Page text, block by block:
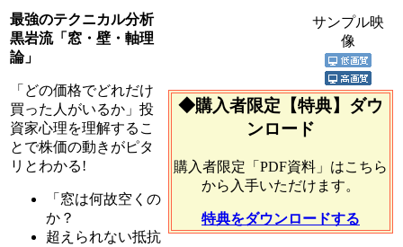
最強のテクニカル分析
黒岩流「窓・壁・軸理
論」
「どの価格でどれだけ
買った人がいるか」投
資家心理を理解するこ
とで株価の動きがピタ
リとわかる!
「窓は何故空くの
か？
超えられない抵抗
サンプル映
像
◆購入者限定【特典】ダウ
ンロード
購入者限定「PDF資料」はこちら
から入手いただけます。
特典をダウンロードする